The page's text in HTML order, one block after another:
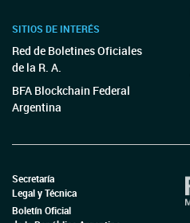
SITIOS DE INTERÉS
Red de Boletines Oficiales
de la R. A.
BFA Blockchain Federal
Argentina
Secretaría
Legal y Técnica
Boletín Oficial